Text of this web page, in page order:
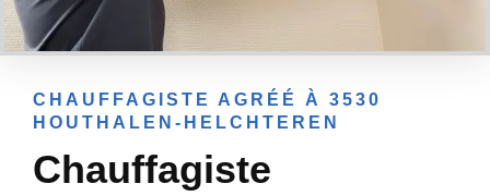
CHAUFFAGISTE AGRÉÉ À 3530
HOUTHALEN-HELCHTEREN
Chauffagiste